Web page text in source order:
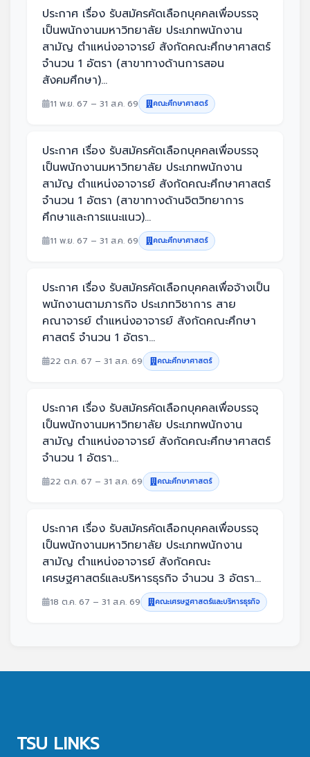
ประกาศ เรื่อง รับสมัครคัดเลือกบุคคลเพื่อบรรจุ
เป็นพนักงานมหาวิทยาลัย ประเภทพนักงาน
สามัญ ตำแหน่งอาจารย์ สังกัดคณะศึกษาศาสตร์
จำนวน 1 อัตรา (สาขาทางด้านการสอน
สังคมศึกษา)...
11 พ.ย. 67 – 31 ส.ค. 69 คณะศึกษาศาสตร์
ประกาศ เรื่อง รับสมัครคัดเลือกบุคคลเพื่อบรรจุ
เป็นพนักงานมหาวิทยาลัย ประเภทพนักงาน
สามัญ ตำแหน่งอาจารย์ สังกัดคณะศึกษาศาสตร์
จำนวน 1 อัตรา (สาขาทางด้านจิตวิทยาการ
ศึกษาและการแนะแนว)...
11 พ.ย. 67 – 31 ส.ค. 69 คณะศึกษาศาสตร์
ประกาศ เรื่อง รับสมัครคัดเลือกบุคคลเพื่อจ้างเป็น
พนักงานตามภารกิจ ประเภทวิชาการ สาย
คณาจารย์ ตำแหน่งอาจารย์ สังกัดคณะศึกษา
ศาสตร์ จำนวน 1 อัตรา...
22 ต.ค. 67 – 31 ส.ค. 69 คณะศึกษาศาสตร์
ประกาศ เรื่อง รับสมัครคัดเลือกบุคคลเพื่อบรรจุ
เป็นพนักงานมหาวิทยาลัย ประเภทพนักงาน
สามัญ ตำแหน่งอาจารย์ สังกัดคณะศึกษาศาสตร์
จำนวน 1 อัตรา...
22 ต.ค. 67 – 31 ส.ค. 69 คณะศึกษาศาสตร์
ประกาศ เรื่อง รับสมัครคัดเลือกบุคคลเพื่อบรรจุ
เป็นพนักงานมหาวิทยาลัย ประเภทพนักงาน
สามัญ ตำแหน่งอาจารย์ สังกัดคณะ
เศรษฐศาสตร์และบริหารธุรกิจ จำนวน 3 อัตรา...
18 ต.ค. 67 – 31 ส.ค. 69 คณะเศรษฐศาสตร์และบริหารธุรกิจ
TSU LINKS